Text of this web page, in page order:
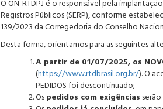
O ON-RTDPJ é o responsável pela
Registros Públicos (SERP), conforme
139/2023 da Corregedoria do Conselho
Desta forma, orientamos para as seguintes
A partir de 01/07/2025, os
(https://www.rtdbrasil.org.br/). O
PEDIDOS foi descontinuado;
Ospedidos com exigências